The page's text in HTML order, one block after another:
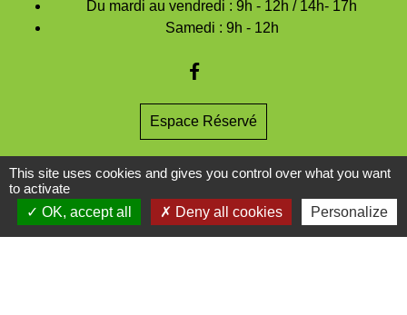
Du mardi au vendredi : 9h - 12h / 14h- 17h
Samedi : 9h - 12h
Espace Réservé
Mentions légales - Politique de confidentialité
Accessibilité - Plan du site - Gestion des cookies
This site uses cookies and gives you control over what you want
to activate
OK, accept all
Deny all cookies Personalize